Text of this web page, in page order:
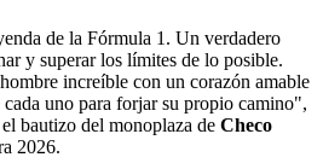
de la Fórmula 1. Un verdadero
y superar los límites de lo posible.
increíble con un corazón amable
cada uno para forjar su propio camino",
bautizo del monoplaza de Checo
2026.